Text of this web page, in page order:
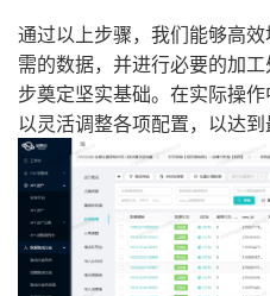
通过以上步骤，我们能够高
需的数据，并进行必要的加
步奠定坚实基础。在实际操
以灵活调整各项配置，以达到